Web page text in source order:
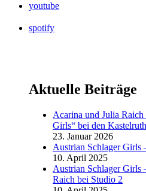
youtube
spotify
Aktuelle Beiträge
Acarina und Julia
Girls“ bei den
23. Januar 2026
Austrian Schlager Girls
10. April 2025
Austrian Schlager Girls
Raich bei Studio 2